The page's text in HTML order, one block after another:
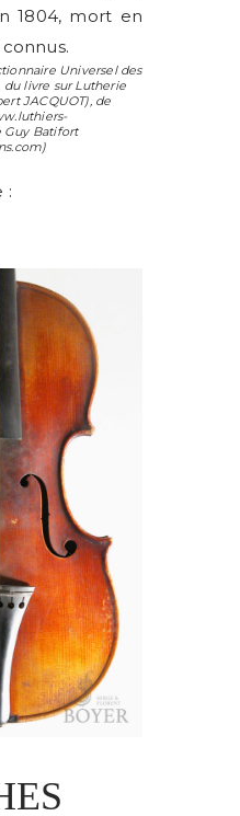
1804, mort en
Universel des
du livre sur Lutherie
JACQUOT), de
Guy Batifort
: